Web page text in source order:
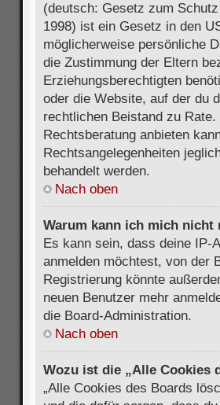
(deutsch: Gesetz zum
1998) ist ein Gesetz in den
möglicherweise persönliche
die Zustimmung der Eltern
Erziehungsberechtigten
oder die Website, auf der du
rechtlichen Beistand zu
Rechtsberatung anbieten
Rechtsangelegenheiten
behandelt werden.
Nach oben
Warum kann ich mich nicht
Es kann sein, dass deine IP-
anmelden möchtest, von der
Registrierung könnte
neuen Benutzer mehr
die Board-Administration.
Nach oben
Wozu ist die „Alle Cookies
„Alle Cookies des Boards